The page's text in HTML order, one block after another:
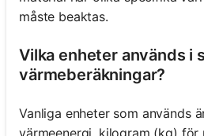
måste beaktas.
Vilka enheter används i
värmeberäkningar?
Vanliga enheter som används